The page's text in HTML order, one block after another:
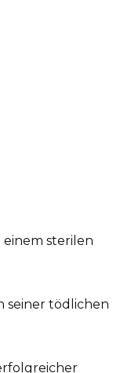
sterilen
seiner tödlichen